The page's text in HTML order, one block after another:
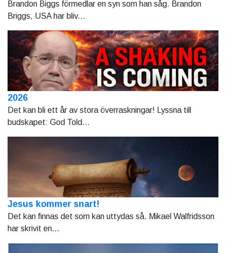
Brandon Biggs förmedlar en syn som han såg. Brandon
Briggs, USA har bliv...
2026
Det kan bli ett år av stora överraskningar! Lyssna till
budskapet: God Told...
Jesus kommer snart!
Det kan finnas det som kan uttydas så. Mikael Walfridsson
har skrivit en...